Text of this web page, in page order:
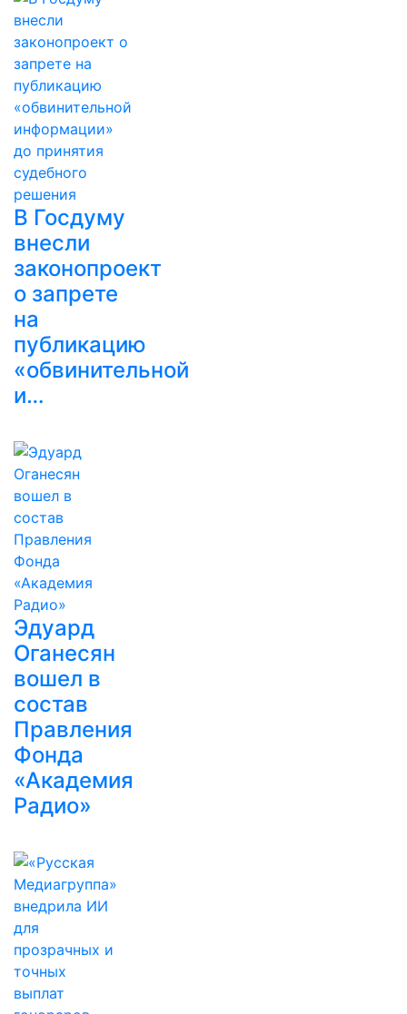
В Госдуму
внесли
законопроект
о запрете
на
публикацию
«обвинительной
и…
Эдуард
Оганесян
вошел в
состав
Правления
Фонда
«Академия
Радио»